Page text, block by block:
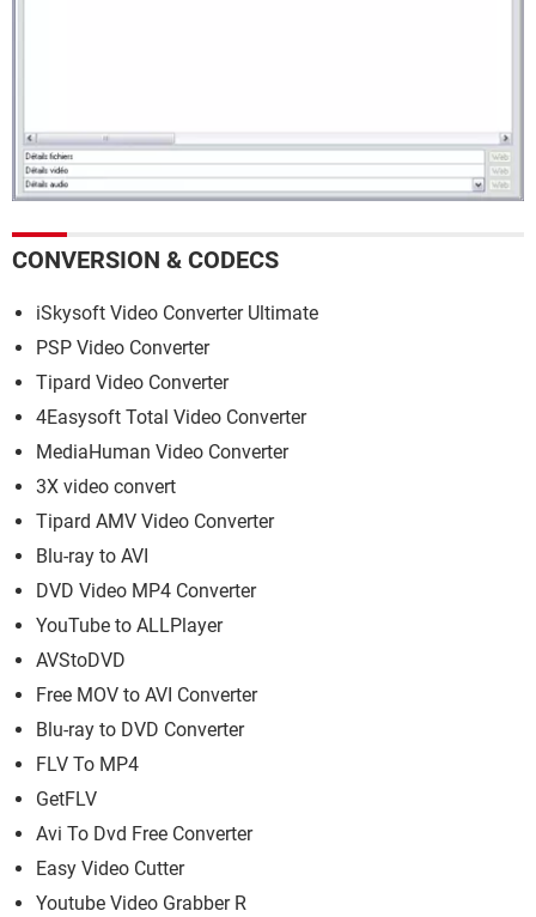
CONVERSION & CODECS
iSkysoft Video Converter Ultimate
PSP Video Converter
Tipard Video Converter
4Easysoft Total Video Converter
MediaHuman Video Converter
3X video convert
Tipard AMV Video Converter
Blu-ray to AVI
DVD Video MP4 Converter
YouTube to ALLPlayer
AVStoDVD
Free MOV to AVI Converter
Blu-ray to DVD Converter
FLV To MP4
GetFLV
Avi To Dvd Free Converter
Easy Video Cutter
Youtube Video Grabber R